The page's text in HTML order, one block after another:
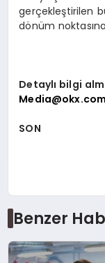
gerçekleştirilen
dönüm
Detaylı bilgi
Media@okx.com
SON
Benzer